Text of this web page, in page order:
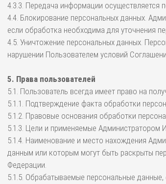
4.3.3. Передача информации осуществляется
4.4. Блокирование персональных данных.
если обработка необходима для уточнения
4.5. Уничтожение персональных данных.
нарушении Пользователем условий
5. Права пользователей
5.1. Пользователь всегда имеет право на
5.1.1. Подтверждение факта обработки
5.1.2. Правовые основания обработки
5.1.3. Цели и применяемые Администратором
5.1.4. Наименование и место нахождения
данным или которым могут быть раскрыты
Федерации.
5.1.5. Обрабатываемые персональные